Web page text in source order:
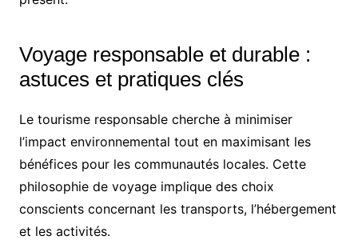
Voyage responsable et durable :
astuces et pratiques clés
Le tourisme responsable cherche à minimiser
l’impact environnemental tout en maximisant les
bénéfices pour les communautés locales. Cette
philosophie de voyage implique des choix
conscients concernant les transports, l’hébergement
et les activités.